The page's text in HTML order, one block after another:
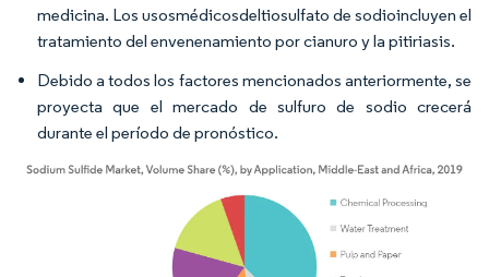
medicina. Los usosmédicosdeltiosulfato de sodioincluyen el
tratamiento del envenenamiento por cianuro y la pitiriasis.
Debido a todos los factores mencionados anteriormente, se
proyecta que el mercado de sulfuro de sodio crecerá
durante el período de pronóstico.